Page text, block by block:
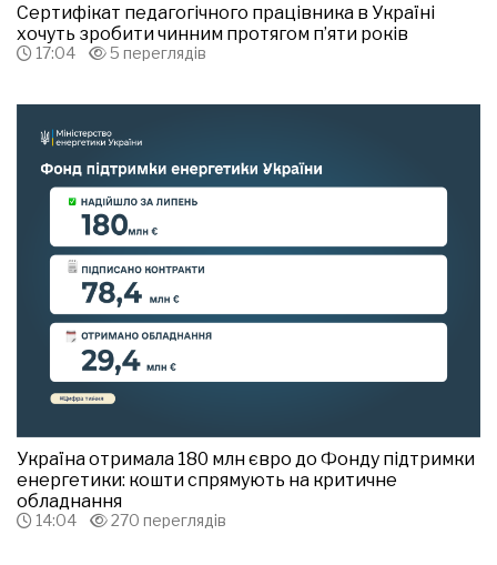
Сертифікат педагогічного працівника в Україні
хочуть зробити чинним протягом п’яти років
17:04 5 переглядів
Україна отримала 180 млн євро до Фонду підтримки
енергетики: кошти спрямують на критичне
обладнання
14:04 270 переглядів